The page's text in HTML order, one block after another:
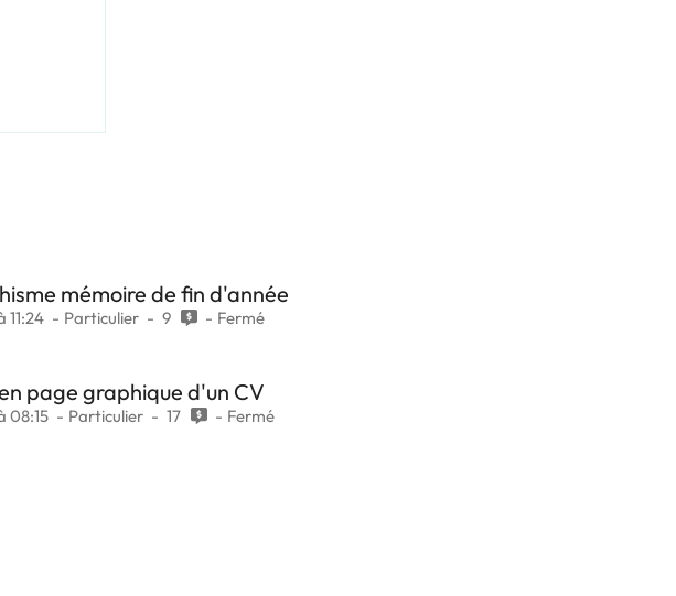
mémoire de fin d'année
11:24 Particulier 9 Fermé
page graphique d'un CV
08:15 Particulier 17 Fermé